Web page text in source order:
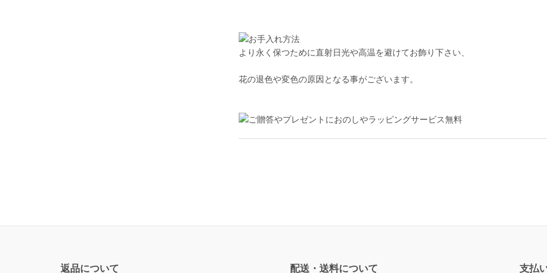
より永く保つために直射日光や高温を避けてお飾り下さい、
花の退色や変色の原因となる事がございます。
返品について 配送・送料について 支払